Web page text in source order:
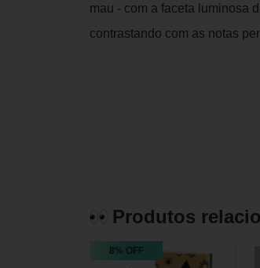
mau - com a faceta luminosa
contrastando com as notas
Produtos
8% OFF